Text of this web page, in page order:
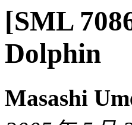
[SML
Dolphin
Masashi